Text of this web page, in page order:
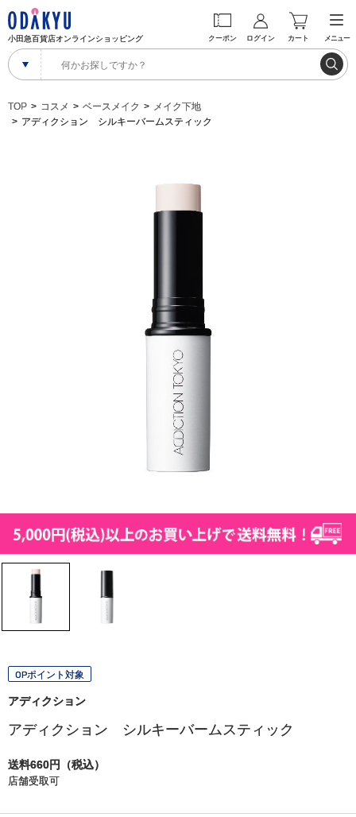
小田急百貨店オンラインショッピング クーポン ログイン カート メニュー
TOP コスメ ベースメイク
メイク下地
アディクション シルキーバームスティック
OPポイント対象
アディクション
アディクション シルキーバームスティック
送料660円（税込）
店舗受取可